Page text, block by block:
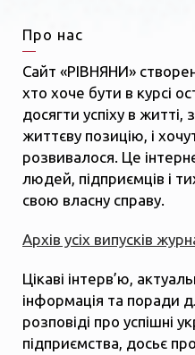
Про нас
Сайт «РІВНЯНИ»
хто хоче бути в курсі
досягти успіху в
життєву позицію, і
розвивалося. Це
людей, підприємців і
свою власну справу.
Архів усіх випусків
Цікаві інтерв’ю,
інформація та поради
розповіді про успішні
підприємства, досьє